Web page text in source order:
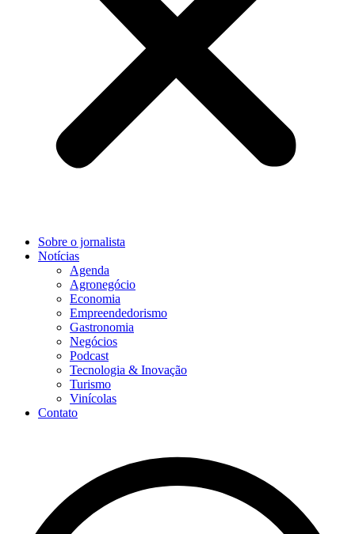
Sobre o jornalista
Notícias
Agenda
Agronegócio
Economia
Empreendedorismo
Gastronomia
Negócios
Podcast
Tecnologia & Inovação
Turismo
Vinícolas
Contato